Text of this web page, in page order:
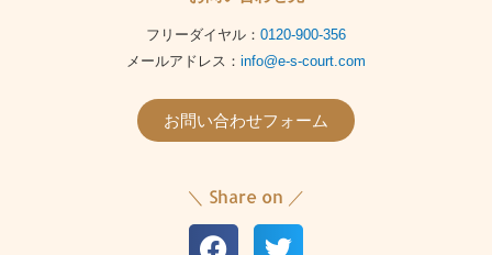
フリーダイヤル： 0120-900-356
メールアドレス： info@e-s-court.com
お問い合わせフォーム
＼ Share on ／